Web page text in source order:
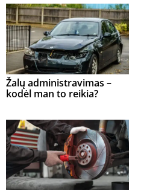
Žalų administravimas –
kodėl man to reikia?